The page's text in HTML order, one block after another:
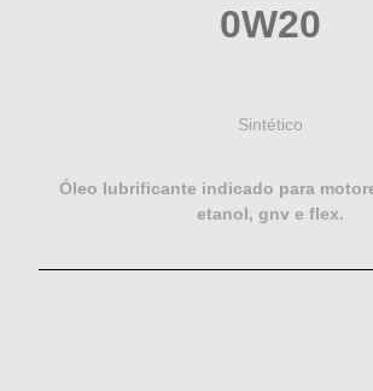
0W20
Sintético
Óleo lubrificante indicado para
etanol, gnv e flex.